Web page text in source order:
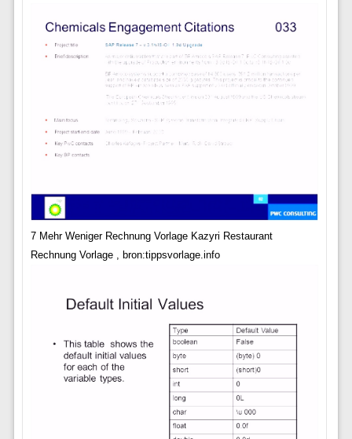
7 Mehr Weniger Rechnung Vorlage Kazyri Restaurant
Rechnung Vorlage , bron:tippsvorlage.info